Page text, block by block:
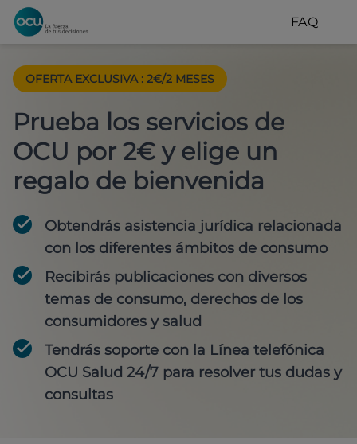
FAQ
OFERTA EXCLUSIVA : 2€/2 MESES
Prueba los servicios de
OCU por 2€ y elige un
regalo de bienvenida
Obtendrás asistencia jurídica relacionada
con los diferentes ámbitos de consumo
Recibirás publicaciones con diversos
temas de consumo, derechos de los
consumidores y salud
Tendrás soporte con la Línea telefónica
OCU Salud 24/7 para resolver tus dudas y
consultas